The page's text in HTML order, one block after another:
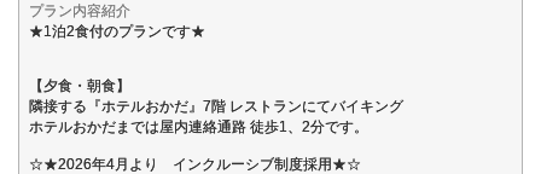
プラン内容紹介
★1泊2食付のプランです★
【夕食・朝食】
隣接する『ホテルおかだ』7階 レストランにてバイキング
ホテルおかだまでは屋内連絡通路 徒歩1、2分です。
☆★2026年4月より インクルーシブ制度採用★☆